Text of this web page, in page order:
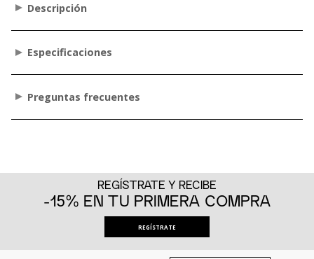
Descripción
Especificaciones
Preguntas frecuentes
REGÍSTRATE Y RECIBE
-15% EN TU PRIMERA COMPRA
REGÍSTRATE